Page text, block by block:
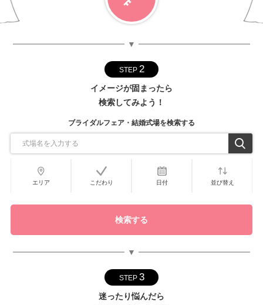
▼
STEP 2
イメージが固まったら
検索してみよう！
ブライダルフェア・結婚式場を検索する
エリア こだわり 日付 並び替え
検索する
▼
STEP 3
迷ったり悩んだら